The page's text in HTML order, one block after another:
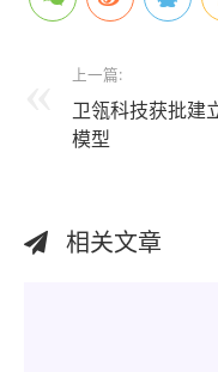
上一篇:
卫瓴科技获批建
模型
相关文章